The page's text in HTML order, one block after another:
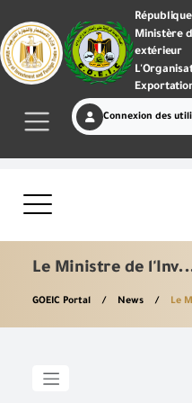
Ministère
extérieur
Connexion des
Le Ministre de
GOEIC Portal News Le